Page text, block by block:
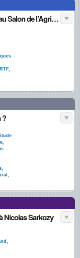
Démonstration de journalisme d’opinement au Salon de l’Agriculture
,
?
,
,
,
Nicolas Sarkozy
,